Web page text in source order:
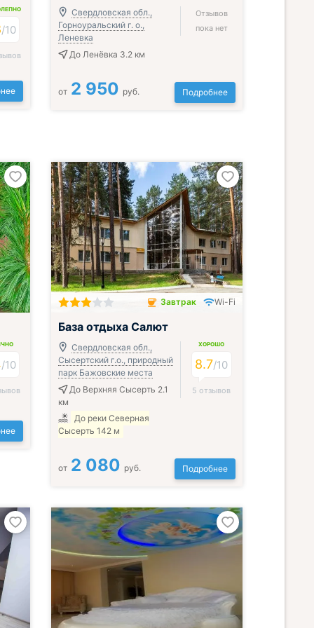
/10
Свердловская обл.,
Горноуральский г. о.,
Леневка
До Ленёвка 3.2 км
Отзывов
пока нет
от 2 950 руб. Подробнее
/10
Завтрак включён
Завтрак Wi-Fi
База отдыха Салют
Свердловская обл.,
Сысертский г.о., природный
парк Бажовские места
До Верхняя Сысерть 2.1
км
До реки Северная
Сысерть 142 м
ХОРОШО
8.7/10
5 отзывов
от 2 080 руб. Подробнее